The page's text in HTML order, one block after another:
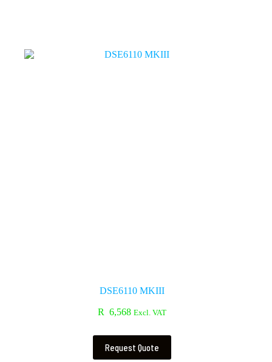
DSE6110 MKIII
R 6,568 Excl. VAT
Request Quote